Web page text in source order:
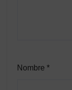
Nombre *